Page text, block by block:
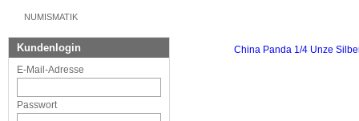
NUMISMATIK
Kundenlogin
E-Mail-Adresse
Passwort